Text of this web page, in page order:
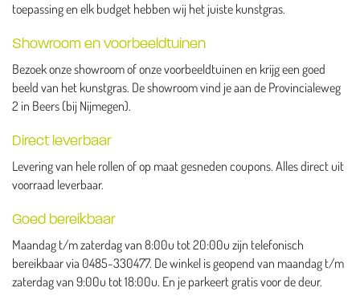
toepassing en elk budget hebben wij het juiste kunstgras.
Showroom en voorbeeldtuinen
Bezoek onze showroom of onze voorbeeldtuinen en krijg een goed
beeld van het kunstgras. De showroom vind je aan de Provincialeweg
2 in Beers (bij Nijmegen).
Direct leverbaar
Levering van hele rollen of op maat gesneden coupons. Alles direct uit
voorraad leverbaar.
Goed bereikbaar
Maandag t/m zaterdag van 8:00u tot 20:00u zijn telefonisch
bereikbaar via 0485-330477. De winkel is geopend van maandag t/m
zaterdag van 9:00u tot 18:00u. En je parkeert gratis voor de deur.